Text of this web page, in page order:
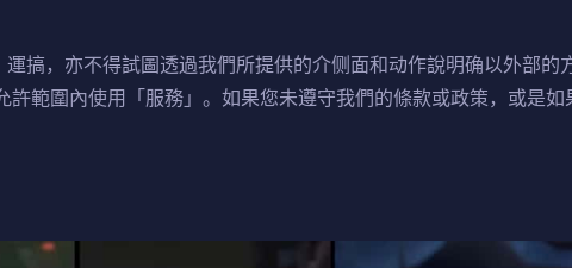
搞，亦不得試圖透過我們所提供的介侧面和动作說明确以外部的
範圍內使用「服務」。如果您未遵守我們的條款或政策，或是